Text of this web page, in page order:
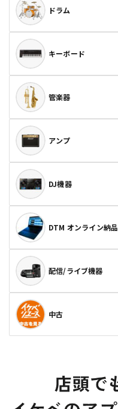
ドラム
キーボード
管楽器
アンプ
DJ機器
DTM オンライン納品
配信/ライブ機器
中古